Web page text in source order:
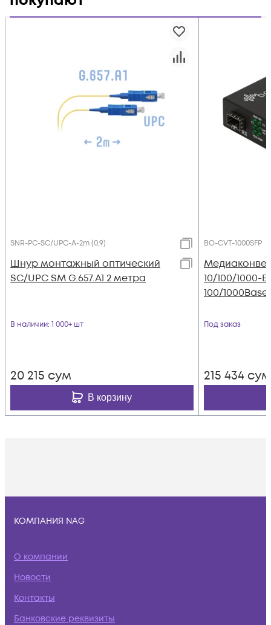
SNR-PC-SC/UPC-A-2m (0,9)
Шнур монтажный оптический
SC/UPC SM G.657.A1 2 метра
В наличии: 1 000+ шт
20 215 сум
В корзину
BO-CVT-1000SFP
10/100/1000-
100/
Под заказ
215 434 сум
КОМПАНИЯ NAG
О компании
Новости
Контакты
Банковские реквизиты